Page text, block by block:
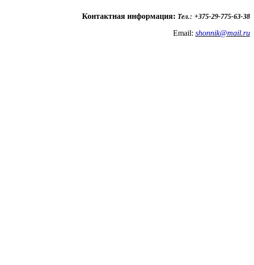
Контактная информация: Тел.: +375-29-775-63-38
Email: shonnik@mail.ru